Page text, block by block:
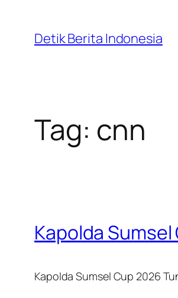
content
Detik Berita Indonesia
Tag: cnn
Kapolda
Kapolda Sumsel Cup 2026